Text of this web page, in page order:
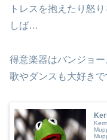
トレスを抱えたり怒
しば…
得意楽器はバンジョー
歌やダンスも大好きで